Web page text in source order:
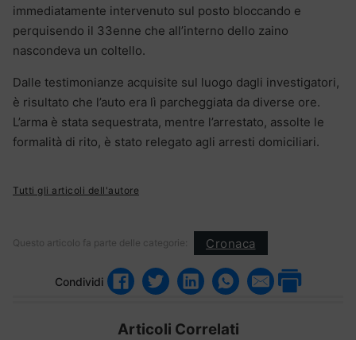
immediatamente intervenuto sul posto bloccando e
perquisendo il 33enne che all’interno dello zaino
nascondeva un coltello.
Dalle testimonianze acquisite sul luogo dagli investigatori,
è risultato che l’auto era lì parcheggiata da diverse ore.
L’arma è stata sequestrata, mentre l’arrestato, assolte le
formalità di rito, è stato relegato agli arresti domiciliari.
Tutti gli articoli dell'autore
Questo articolo fa parte delle categorie: Cronaca
Condividi
Articoli Correlati